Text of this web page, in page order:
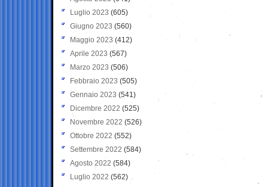
Luglio 2023 (605)
Giugno 2023 (560)
Maggio 2023 (412)
Aprile 2023 (567)
Marzo 2023 (506)
Febbraio 2023 (505)
Gennaio 2023 (541)
Dicembre 2022 (525)
Novembre 2022 (526)
Ottobre 2022 (552)
Settembre 2022 (584)
Agosto 2022 (584)
Luglio 2022 (562)